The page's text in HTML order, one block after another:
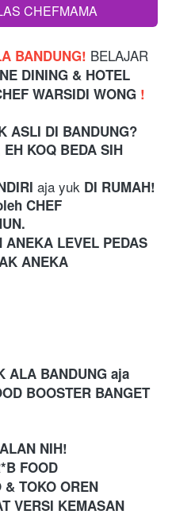
CHEFMAMA
BANDUNG! BELAJAR
DINING & HOTEL
WARSIDI WONG !
ASLI DI BANDUNG?
KOQ BEDA SIH
aja yuk DI RUMAH!
CHEF
LEVEL PEDAS
ANEKA
ALA BANDUNG aja
BOOSTER BANGET
NIH!
FOOD
TOKO OREN
VERSI KEMASAN